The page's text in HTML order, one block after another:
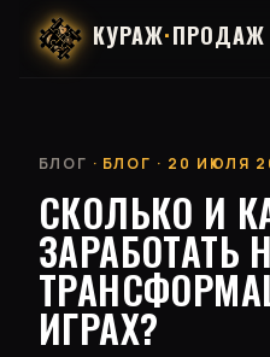
КУРАЖ·ПРОДАЖ
БЛОГ · БЛОГ · 20 ИЮЛЯ
СКОЛЬКО И
ЗАРАБОТАТЬ
ИГРАХ?